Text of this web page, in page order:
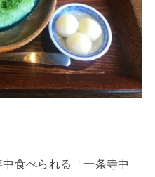
食べられる「一条寺中